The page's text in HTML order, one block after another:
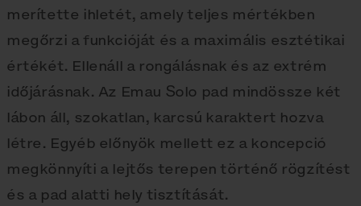
merítette ihletét, amely teljes mértékben
megőrzi a funkcióját és a maximális esztétikai
értékét. Ellenáll a rongálásnak és az extrém
időjárásnak. Az Emau Solo pad mindössze két
lábon áll, szokatlan, karcsú karaktert hozva
létre. Egyéb előnyök mellett ez a koncepció
megkönnyíti a lejtős terepen történő rögzítést
és a pad alatti hely tisztítását.